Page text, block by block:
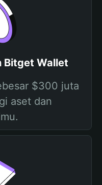
Bitget Wallet
$300 juta
aset dan